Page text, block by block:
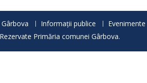
Informații publice Evenimente
Primăria comunei Gârbova.